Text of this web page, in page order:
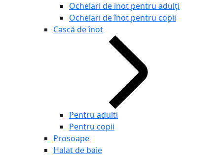
Ochelari de inot pentru adulți
Ochelari de înot pentru copii
Cască de înot
Pentru adulti
Pentru copii
Prosoape
Halat de baie